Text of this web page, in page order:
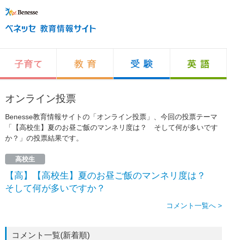
オンライン投票
Benesse教育情報サイトの「オンライン投票」、今回の投票テーマ
「【高校生】夏のお昼ご飯のマンネリ度は？ そして何が多いです
か？」の投票結果です。
高校生
【高】【高校生】夏のお昼ご飯のマンネリ度は？
そして何が多いですか？
コメント一覧へ >
コメント一覧(新着順)